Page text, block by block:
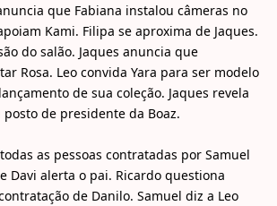
que Fabiana instalou câmeras no
Kami. Filipa se aproxima de Jaques.
do salão. Jaques anuncia que
Rosa. Leo convida Yara para ser modelo
de sua coleção. Jaques revela
de presidente da Boaz.
as pessoas contratadas por Samuel
Davi alerta o pai. Ricardo questiona
de Danilo. Samuel diz a Leo